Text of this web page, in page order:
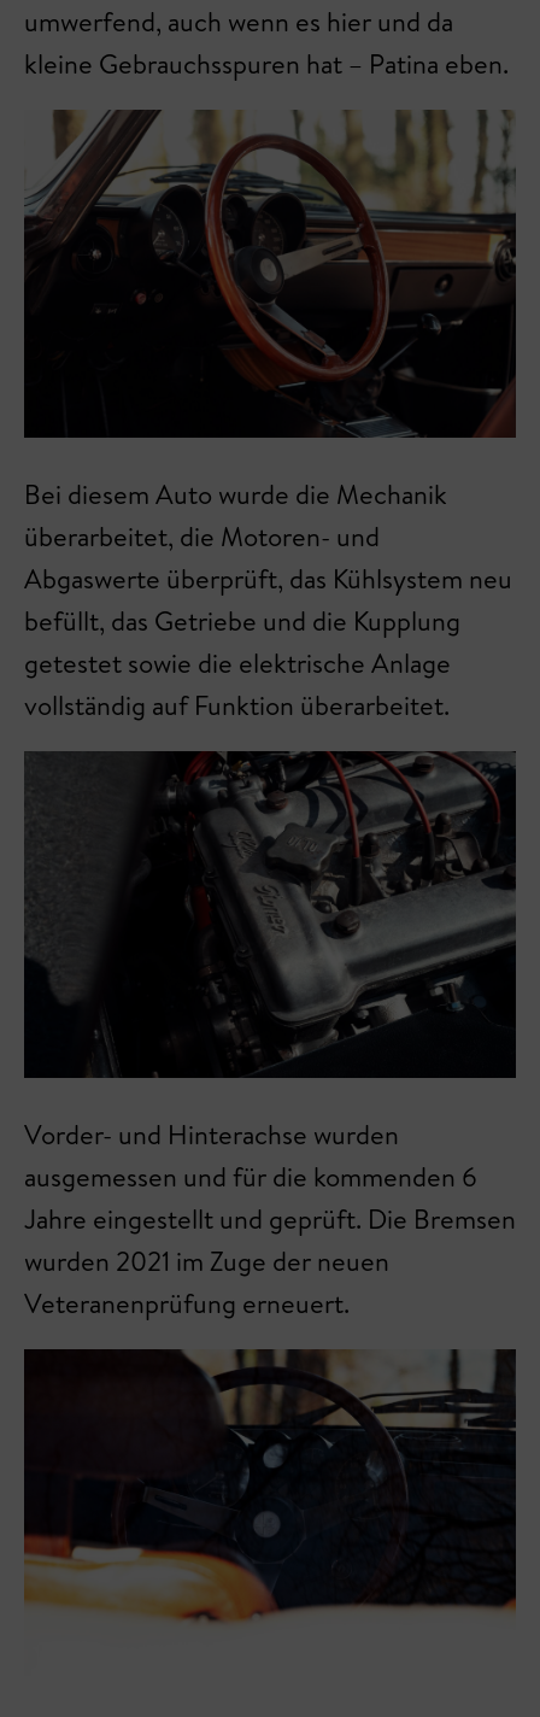
umwerfend, auch wenn es hier und da
kleine Gebrauchsspuren hat – Patina eben.
Bei diesem Auto wurde die Mechanik
überarbeitet, die Motoren- und
Abgaswerte überprüft, das Kühlsystem neu
befüllt, das Getriebe und die Kupplung
getestet sowie die elektrische Anlage
vollständig auf Funktion überarbeitet.
Vorder- und Hinterachse wurden
ausgemessen und für die kommenden 6
Jahre eingestellt und geprüft. Die Bremsen
wurden 2021 im Zuge der neuen
Veteranenprüfung erneuert.